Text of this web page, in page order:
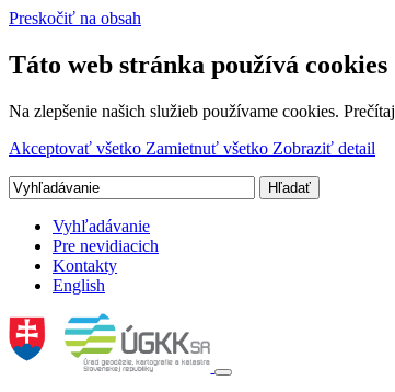
Preskočiť na obsah
Táto web stránka používá cookies
Na zlepšenie našich služieb používame cookies.
Akceptovať všetko Zamietnuť všetko Zobraziť detail
Vyhľadávanie
Pre nevidiacich
Kontakty
English